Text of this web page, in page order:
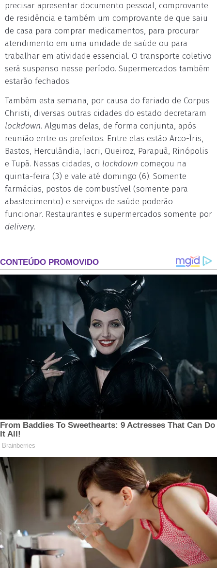
precisar apresentar documento pessoal, comprovante
de residência e também um comprovante de que saiu
de casa para comprar medicamentos, para procurar
atendimento em uma unidade de saúde ou para
trabalhar em atividade essencial. O transporte coletivo
será suspenso nesse período. Supermercados também
estarão fechados.
Também esta semana, por causa do feriado de Corpus
Christi, diversas outras cidades do estado decretaram
lockdown. Algumas delas, de forma conjunta, após
reunião entre os prefeitos. Entre elas estão Arco-Íris,
Bastos, Herculândia, Iacri, Queiroz, Parapuã, Rinópolis
e Tupã. Nessas cidades, o lockdown começou na
quinta-feira (3) e vale até domingo (6). Somente
farmácias, postos de combustível (somente para
abastecimento) e serviços de saúde poderão
funcionar. Restaurantes e supermercados somente por
delivery.